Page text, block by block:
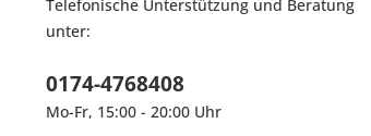
Telefonische Unterstützung und Beratung
unter:
0174-4768408
Mo-Fr, 15:00 - 20:00 Uhr